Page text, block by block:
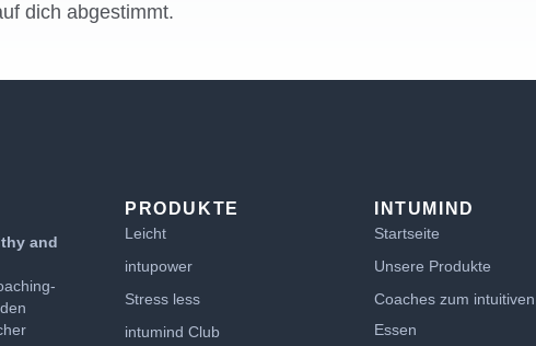
dich abgestimmt.
and
PRODUKTE
Leicht
intupower
Stress less
intumind Club
INTUMIND
Startseite
Unsere Produkte
Coaches zum intuitiven
Essen